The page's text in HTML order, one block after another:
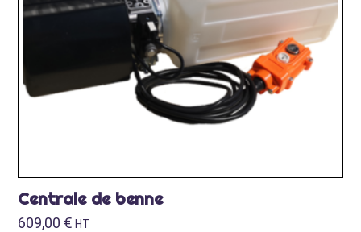
Centrale de benne
609,00 € HT